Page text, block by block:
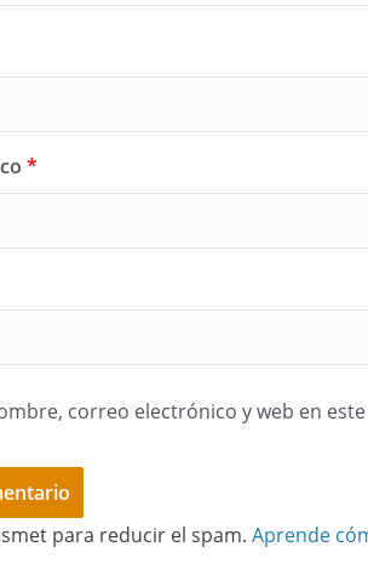
*
correo electrónico y web en
para reducir el spam. Aprende